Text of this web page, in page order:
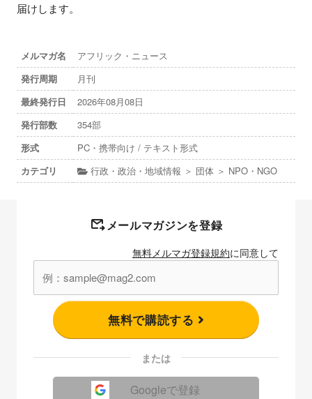
届けします。
メルマガ名
アフリック・ニュース
発行周期
月刊
最終発行日
2026年08月08日
発行部数
354部
形式
PC・携帯向け / テキスト形式
カテゴリ
行政・政治・地域情報 ＞ 団体 ＞ NPO・NGO
メールマガジンを登録
無料メルマガ登録規約に同意して
無料で購読する
または
Googleで登録